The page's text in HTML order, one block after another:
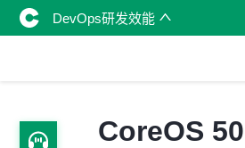
DevOps研发效能
CoreOS